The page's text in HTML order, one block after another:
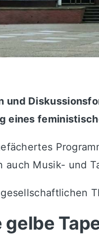
und
eines
Musik- und
gelbe